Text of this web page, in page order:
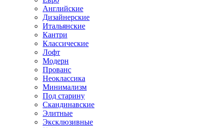
Английские
Дизайнерские
Итальянские
Кантри
Классические
Лофт
Модерн
Прованс
Неоклассика
Минимализм
Под старину
Скандинавские
Элитные
Эксклюзивные